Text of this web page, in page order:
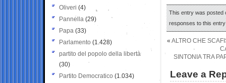
This entry was posted
responses to this
« ALTRO CHE
SINTONIA TRA
Leave a
Oliveri (4)
Pannella (29)
Papa (33)
Parlamento (1.428)
partito del popolo della libertà
(30)
Partito Democratico (1.034)